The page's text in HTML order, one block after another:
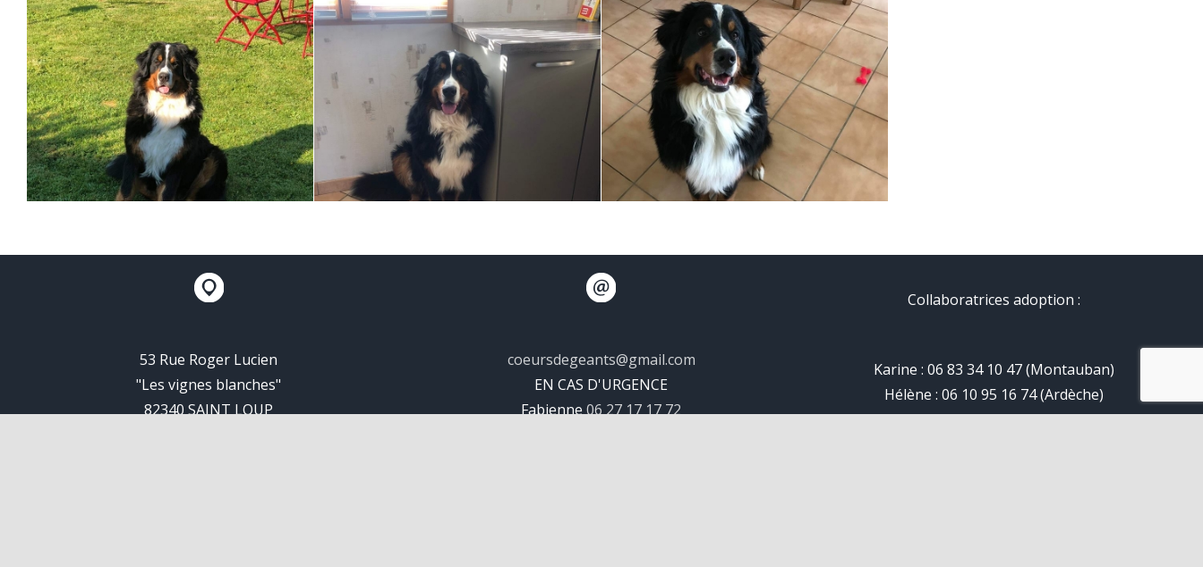
53 Rue Roger Lucien
"Les vignes blanches"
82340 SAINT LOUP
coeursdegeants@gmail.com
EN CAS D'URGENCE
Fabienne06 27 17 17 72
Collaboratrices adoption :
Karine : 06 83 34 10 47 (Montauban)
Hélène : 06 10 95 16 74 (Ardèche)